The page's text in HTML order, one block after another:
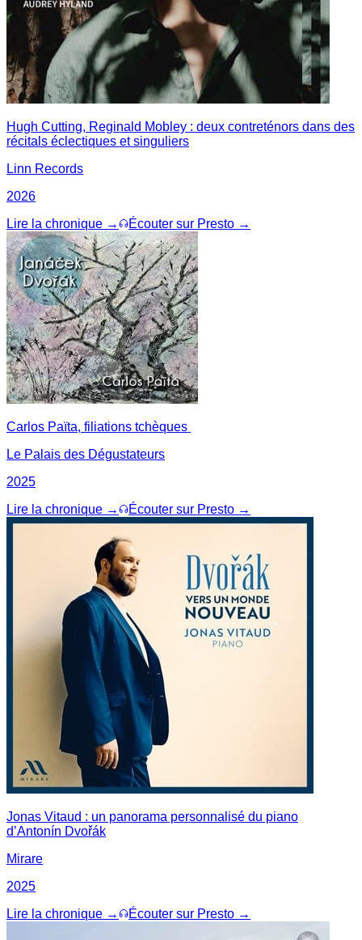
Hugh Cutting, Reginald Mobley : deux contreténors dans des
récitals éclectiques et singuliers
Linn Records
2026
Lire la chronique →
Écouter sur Presto →
Carlos Païta, filiations tchèques
Le Palais des Dégustateurs
2025
Lire la chronique →
Écouter sur Presto →
Jonas Vitaud : un panorama personnalisé du piano
d’Antonín Dvořák
Mirare
2025
Lire la chronique →
Écouter sur Presto →